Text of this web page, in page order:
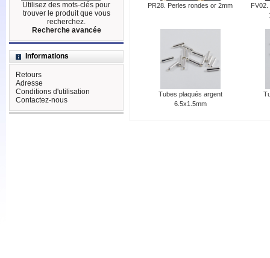
PR28. Perles rondes or 2mm
FV02.
Tubes plaqués argent
6.5x1.5mm
Utilisez des mots-clés pour
trouver le produit que vous
recherchez.
Recherche avancée
Informations
Retours
Adresse
Conditions d'utilisation
Contactez-nous